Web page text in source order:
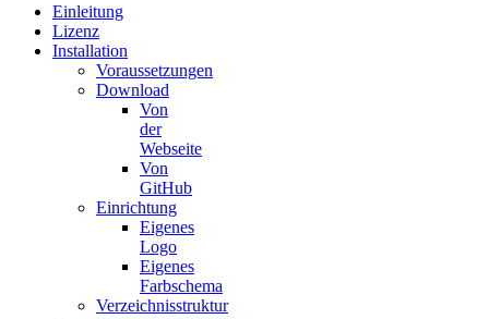
Einleitung
Lizenz
Installation
Voraussetzungen
Download
Von
der
Webseite
Von
GitHub
Einrichtung
Eigenes
Logo
Eigenes
Farbschema
Verzeichnisstruktur